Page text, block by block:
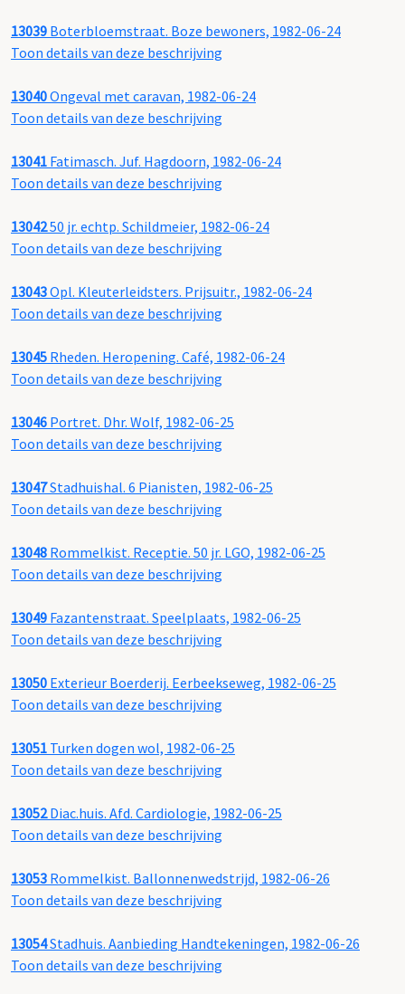
13039 Boterbloemstraat. Boze bewoners, 1982-06-24
Toon details van deze beschrijving
13040Ongeval met caravan, 1982-06-24
Toon details van deze beschrijving
13041 Fatimasch. Juf. Hagdoorn, 1982-06-24
Toon details van deze beschrijving
1304250 jr. echtp. Schildmeier, 1982-06-24
Toon details van deze beschrijving
13043Opl. Kleuterleidsters. Prijsuitr., 1982-06-24
Toon details van deze beschrijving
13045 Rheden. Heropening. Café, 1982-06-24
Toon details van deze beschrijving
13046 Portret. Dhr. Wolf, 1982-06-25
Toon details van deze beschrijving
13047Stadhuishal. 6 Pianisten, 1982-06-25
Toon details van deze beschrijving
13048 Rommelkist. Receptie. 50 jr. LGO, 1982-06-25
Toon details van deze beschrijving
13049 Fazantenstraat. Speelplaats, 1982-06-25
Toon details van deze beschrijving
13050 Exterieur Boerderij. Eerbeekseweg, 1982-06-25
Toon details van deze beschrijving
13051 Turken dogen wol, 1982-06-25
Toon details van deze beschrijving
13052Diac.huis. Afd. Cardiologie, 1982-06-25
Toon details van deze beschrijving
13053 Rommelkist. Ballonnenwedstrijd, 1982-06-26
Toon details van deze beschrijving
13054Stadhuis. Aanbieding Handtekeningen, 1982-06-26
Toon details van deze beschrijving